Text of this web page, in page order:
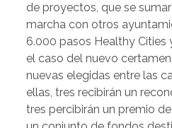
de proyectos, que se
marcha con otros
6.000 pasos Healthy Cities
el caso del nuevo
nuevas elegidas entre las
ellas, tres recibirán un
tres percibirán un premio